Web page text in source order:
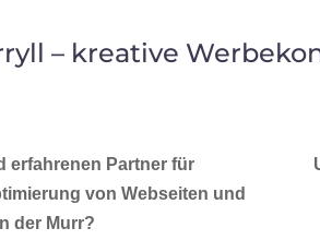
– kreative
erfahrenen Partner für
von Webseiten und
der Murr?